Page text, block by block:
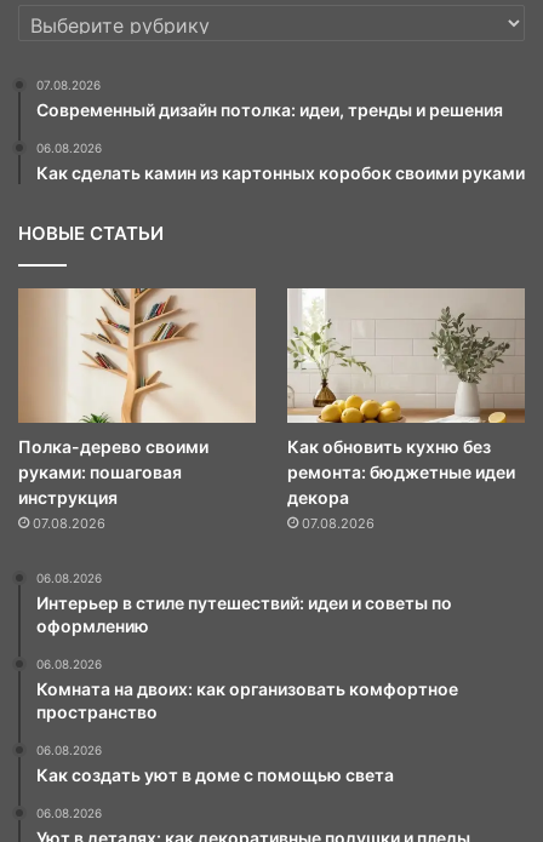
РУБРИКИ
07.08.2026
Современный дизайн потолка: идеи, тренды и решения
06.08.2026
Как сделать камин из картонных коробок своими руками
НОВЫЕ СТАТЬИ
Полка-дерево своими
руками: пошаговая
инструкция
07.08.2026
Как обновить кухню без
ремонта: бюджетные идеи
декора
07.08.2026
06.08.2026
Интерьер в стиле путешествий: идеи и советы по
оформлению
06.08.2026
Комната на двоих: как организовать комфортное
пространство
06.08.2026
Как создать уют в доме с помощью света
06.08.2026
Уют в деталях: как декоративные подушки и пледы